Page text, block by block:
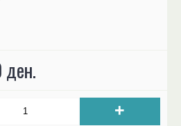
ден.
+